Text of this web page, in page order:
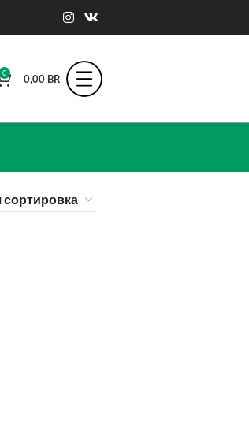
0 0,00 BR